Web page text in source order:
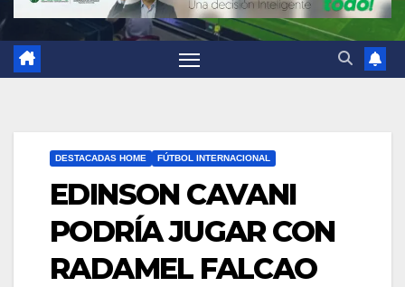
DESTACADAS HOME FÚTBOL INTERNACIONAL
EDINSON CAVANI
PODRÍA JUGAR CON
RADAMEL FALCAO